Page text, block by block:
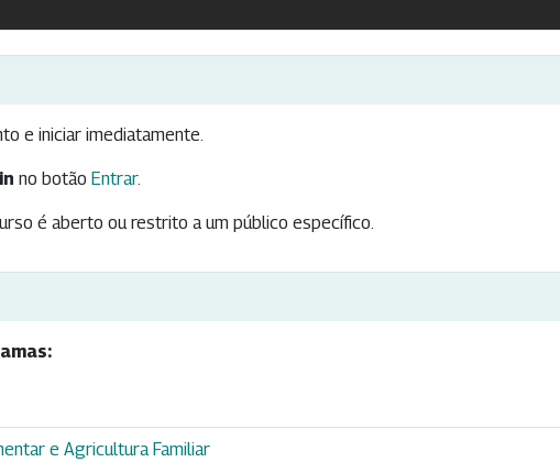
e iniciar imediatamente.
no botão Entrar.
é aberto ou restrito a um público específico.
e Agricultura Familiar